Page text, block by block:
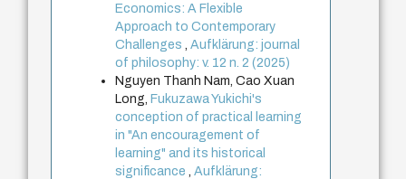
Economics: A Flexible
Approach to Contemporary
Challenges
,Aufklärung: journal
of philosophy: v. 12 n. 2 (2025)
Nguyen Thanh Nam, Cao Xuan
Long, Fukuzawa Yukichi's
conception of practical learning
in "An encouragement of
learning" and its historical
significance
,Aufklärung: